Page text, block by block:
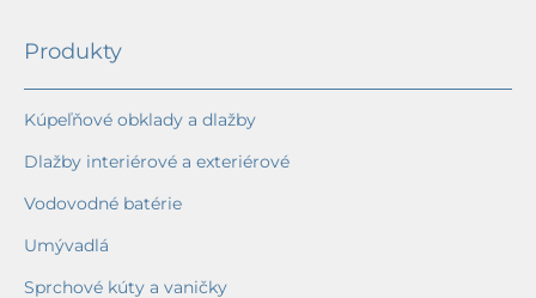
Produkty
Kúpeľňové obklady a dlažby
Dlažby interiérové a exteriérové
Vodovodné batérie
Umývadlá
Sprchové kúty a vaničky